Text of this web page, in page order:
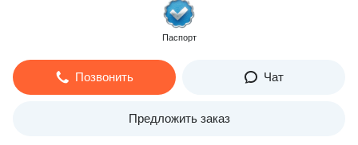
Паспорт
Позвонить Чат
Предложить заказ